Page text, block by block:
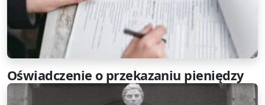
Oświadczenie o przekazaniu pieniędzy